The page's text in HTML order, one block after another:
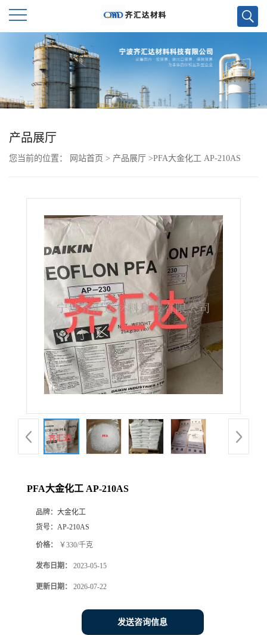
首
页
公
品
厅
产品展厅
您当前的位置： 网站首页 > 产品展厅 >PFA大金化工 AP-210AS
PFA大金化工 AP-210AS
品牌： 大金化工
货号： AP-210AS
价格： ￥330/千克
发布日期： 2023-05-15
更新日期： 2026-07-22
发送咨询信息